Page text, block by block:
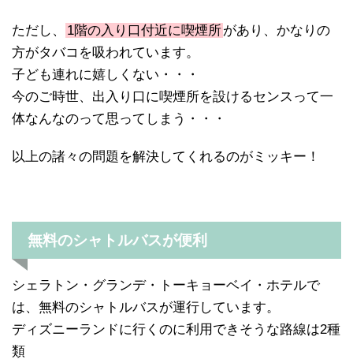
ただし、 1階の入り口付近に喫煙所があり、かなりの
方がタバコを吸われています。
子ども連れに嬉しくない・・・
今のご時世、出入り口に喫煙所を設けるセンスって一
体なんなのって思ってしまう・・・
以上の諸々の問題を解決してくれるのがミッキー！
無料のシャトルバスが便利
シェラトン・グランデ・トーキョーベイ・ホテルで
は、無料のシャトルバスが運行しています。
ディズニーランドに行くのに利用できそうな路線は2種
類